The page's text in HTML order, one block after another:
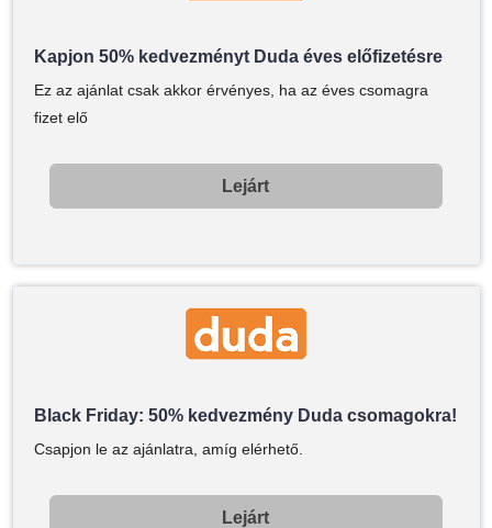
Kapjon 50% kedvezményt Duda éves előfizetésre
Ez az ajánlat csak akkor érvényes, ha az éves csomagra
fizet elő
Lejárt
Black Friday: 50% kedvezmény Duda csomagokra!
Csapjon le az ajánlatra, amíg elérhető.
Lejárt